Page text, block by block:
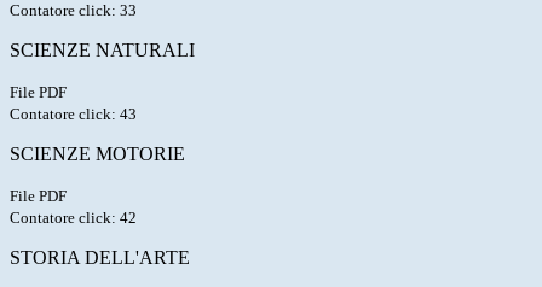
Contatore click: 33
SCIENZE NATURALI
File PDF
Contatore click: 43
SCIENZE MOTORIE
File PDF
Contatore click: 42
STORIA DELL'ARTE